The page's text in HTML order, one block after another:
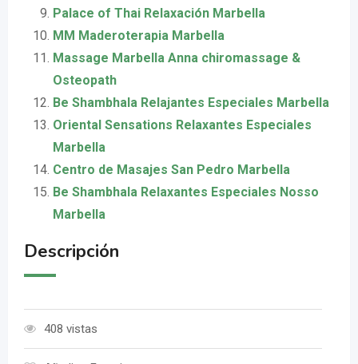
Palace of Thai Relaxación Marbella
MM Maderoterapia Marbella
Massage Marbella Anna chiromassage &
Osteopath
Be Shambhala Relajantes Especiales Marbella
Oriental Sensations Relaxantes Especiales
Marbella
Centro de Masajes San Pedro Marbella
Be Shambhala Relaxantes Especiales Nosso
Marbella
Descripción
408 vistas